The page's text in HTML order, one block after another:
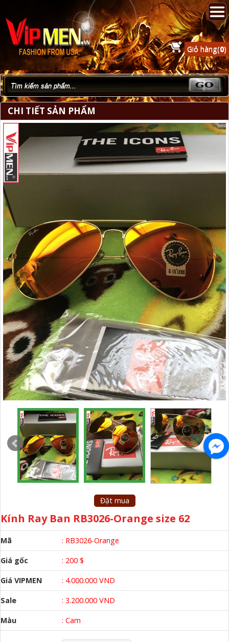
Giỏ hàng(0)
CHI TIẾT SẢN PHẨM
Đặt mua
Kính Ray Ban RB3026-Orange size 62
Mã : RB3026-Orange
Giá gốc : 200 $
Giá VIPMEN : 4.000.000 VND
Sale : 3.200.000 VND
Màu : Cam